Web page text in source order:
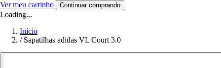
Ver meu carrinho Continuar comprando
Loading...
Início
/ Sapatilhas adidas VL Court 3.0